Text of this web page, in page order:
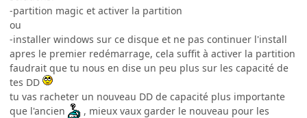
-partition magic et activer la partition
ou
-installer windows sur ce disque et ne pas continuer l'install
apres le premier redémarrage, cela suffit à activer la partition
faudrait que tu nous en dise un peu plus sur les capacité de
tes DD
tu vas racheter un nouveau DD de capacité plus importante
que l'ancien
, mieux vaux garder le nouveau pour les